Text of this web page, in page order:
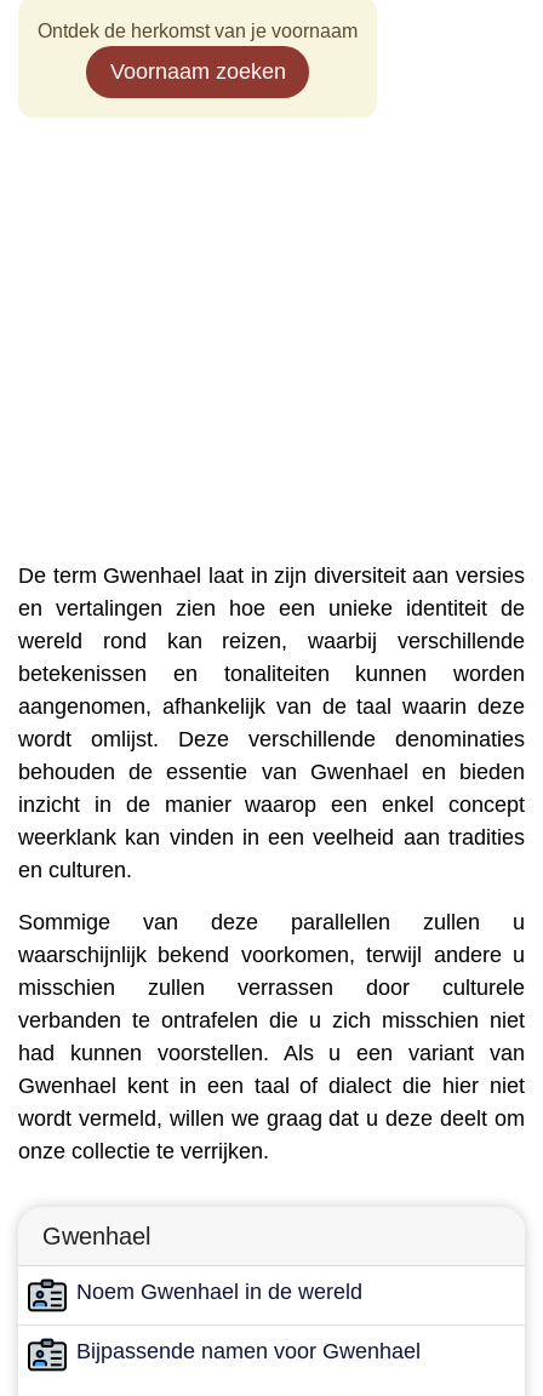
Ontdek de herkomst van je voornaam
Voornaam zoeken
De term Gwenhael laat in zijn diversiteit aan versies
en vertalingen zien hoe een unieke identiteit de
wereld rond kan reizen, waarbij verschillende
betekenissen en tonaliteiten kunnen worden
aangenomen, afhankelijk van de taal waarin deze
wordt omlijst. Deze verschillende denominaties
behouden de essentie van Gwenhael en bieden
inzicht in de manier waarop een enkel concept
weerklank kan vinden in een veelheid aan tradities
en culturen.
Sommige van deze parallellen zullen u
waarschijnlijk bekend voorkomen, terwijl andere u
misschien zullen verrassen door culturele
verbanden te ontrafelen die u zich misschien niet
had kunnen voorstellen. Als u een variant van
Gwenhael kent in een taal of dialect die hier niet
wordt vermeld, willen we graag dat u deze deelt om
onze collectie te verrijken.
Gwenhael
Noem Gwenhael in de wereld
Bijpassende namen voor Gwenhael